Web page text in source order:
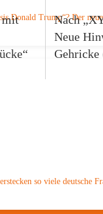
Donald Trump“? Der
so viele deutsche
mit
Nach
Neue
Gehricke